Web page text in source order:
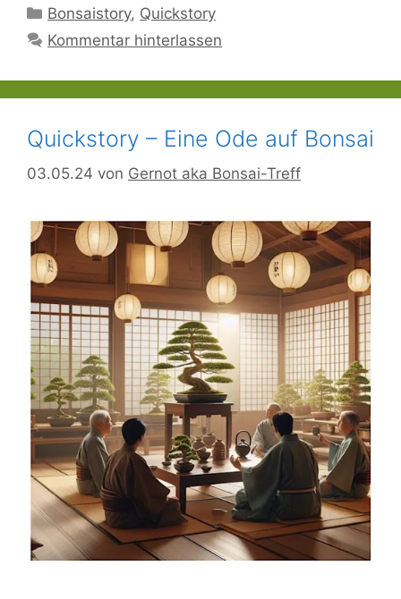
Kategorien
Bonsaistory, Quickstory
Kommentar hinterlassen
Quickstory – Eine Ode auf Bonsai
03.05.24 von Gernot aka Bonsai-Treff